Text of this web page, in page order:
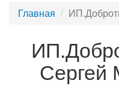
Главная
Сергей